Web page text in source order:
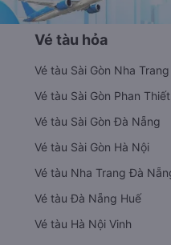
Vé tàu hỏa
Vé tàu Sài Gòn Nha Trang
Vé tàu Sài Gòn Phan Thiết
Vé tàu Sài Gòn Đà Nẵng
Vé tàu Sài Gòn Hà Nội
Vé tàu Nha Trang Đà
Vé tàu Đà Nẵng Huế
Vé tàu Hà Nội Vinh